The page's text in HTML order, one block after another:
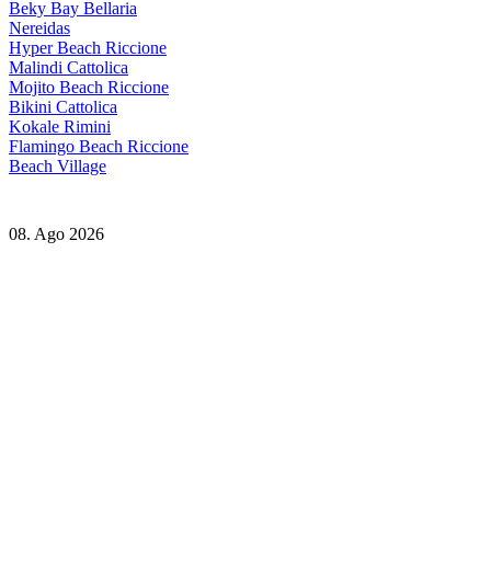
Beky Bay Bellaria
Nereidas
Hyper Beach Riccione
Malindi Cattolica
Mojito Beach Riccione
Bikini Cattolica
Kokale Rimini
Flamingo Beach Riccione
Beach Village
08. Ago 2026